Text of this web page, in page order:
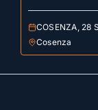
COSENZA, 28
Cosenza